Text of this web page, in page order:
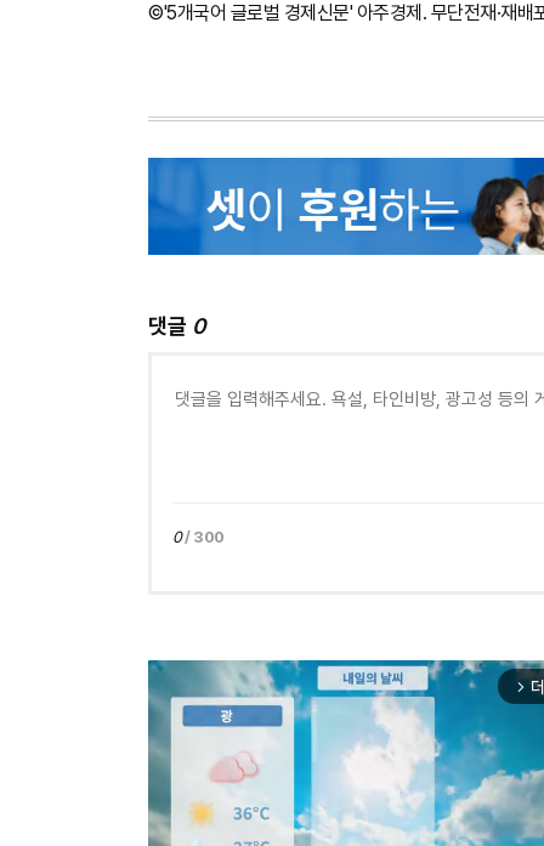
©'5개국어 글로벌 경제신문' 아주경제. 무단전재·재배
댓글 0
0/ 300
arrow_forward_ios